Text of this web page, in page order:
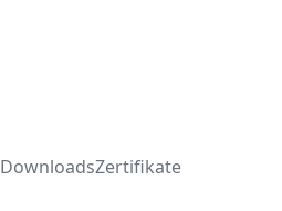
DownloadsZertifikate